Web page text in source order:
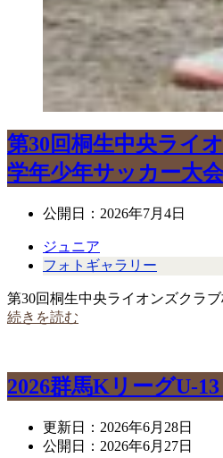
第30回桐生中央ライ
学年少年サッカー大
公開日： 2026年7月4日
ジュニア
フォトギャラリー
第30回桐生中央ライオンズクラ
続きを読む
2026群馬KリーグU-
更新日： 2026年6月28日
公開日： 2026年6月27日